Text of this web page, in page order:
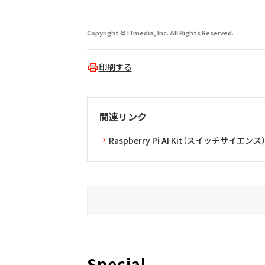
Copyright © ITmedia, Inc. All Rights Reserved.
印刷する
関連リンク
Raspberry Pi AI Kit（スイッチサイエンス）